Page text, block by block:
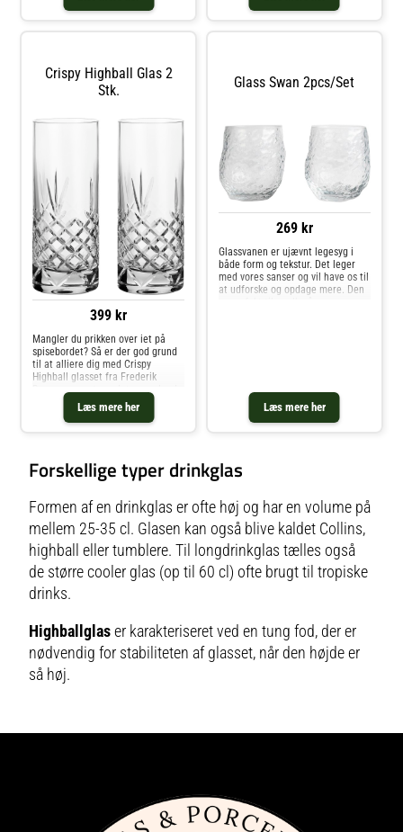
Crispy Highball Glas 2
Stk.
399 kr
Læs mere her
Mangler du prikken over iet på
spisebordet? Så er der god grund
til at alliere dig med Crispy
Highball glasset fra Frederik
Bagger uanset om det er perlende
vand eller stærke drinks, humøret
er til. Crispy er en god gaveidé til
manden eller kvinden, der
Glass Swan 2pcs/set
269 kr
Læs mere her
Glassvanen er ujævnt legesyg i
både form og tekstur. Det leger
med vores sanser og vil have os til
at udforske og opdage mere. Den
Forskellige typer drinkglas
Formen af en drinkglas er ofte høj og har en volume på
mellem 25-35 cl. Glasen kan også blive kaldet Collins,
highball eller tumblere. Til longdrinkglas tælles også
de større cooler glas (op til 60 cl) ofte brugt til tropiske
drinks.
Highballglas er karakteriseret ved en tung fod, der er
nødvendig for stabiliteten af glasset, når den højde er
så høj.